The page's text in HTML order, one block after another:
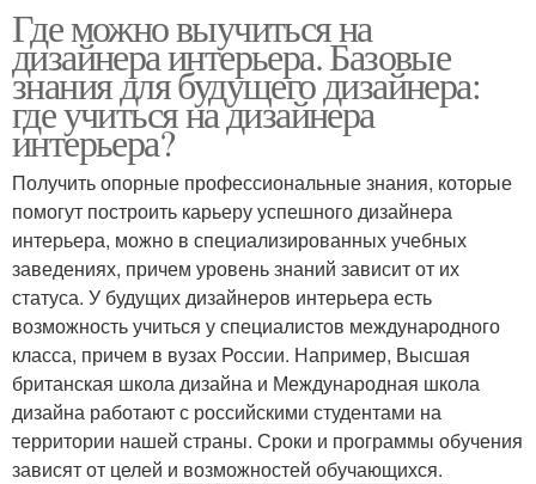
Где можно выучиться на
дизайнера интерьера. Базовые
знания для будущего дизайнера:
где учиться на дизайнера
интерьера?
Получить опорные профессиональные знания, которые
помогут построить карьеру успешного дизайнера
интерьера, можно в специализированных учебных
заведениях, причем уровень знаний зависит от их
статуса. У будущих дизайнеров интерьера есть
возможность учиться у специалистов международного
класса, причем в вузах России. Например, Высшая
британская школа дизайна и Международная школа
дизайна работают с российскими студентами на
территории нашей страны. Сроки и программы обучения
зависят от целей и возможностей обучающихся.